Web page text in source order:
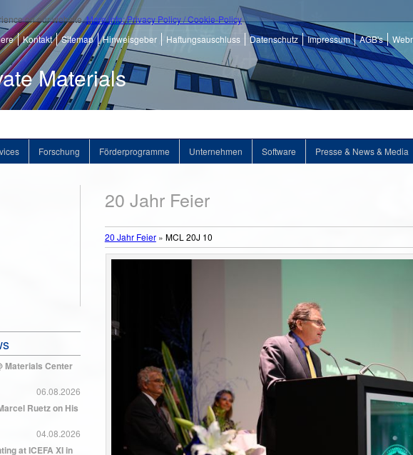
on our website.More info: Privacy Policy / Cookie-Policy
Materials
Kontakt Sitemap Hinweisgeber Haftungsauschluss Datenschutz Impressum AGB's
Forschung Förderprogramme Unternehmen Software Presse & News & Media
20 Jahr Feier
20 Jahr Feier» MCL 20J 10
Materials Center
06.08.2026
Ruetz on His
04.08.2026
at ICEFA XI in